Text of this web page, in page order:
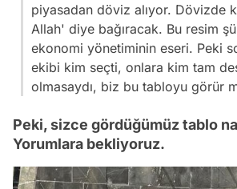
piyasadan döviz alıyor. Dövizde
Allah' diye bağıracak. Bu resim
ekonomi yönetiminin eseri. Peki
ekibi kim seçti, onlara kim tam
olmasaydı, biz bu tabloyu görür
Peki, sizce gördüğümüz tablo
Yorumlara bekliyoruz.